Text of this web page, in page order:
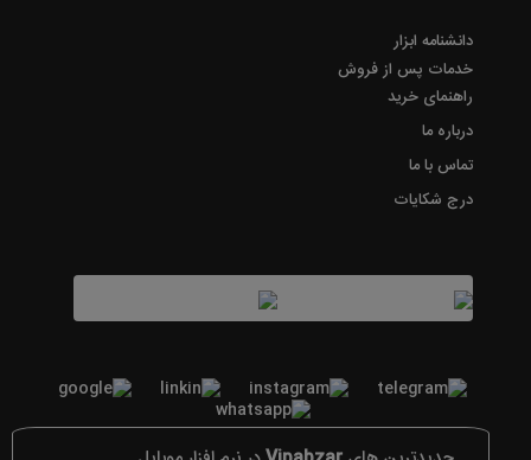
دانشنامه ابزار
خدمات پس از فروش
راهنمای خرید
درباره ما
تماس با ما
درج شکایات